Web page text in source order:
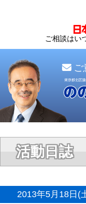
ご相談はい
ご
活動日誌
2013年5月18日(